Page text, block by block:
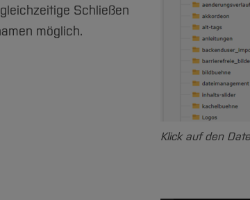
Klick auf den
Schließen
möglich.